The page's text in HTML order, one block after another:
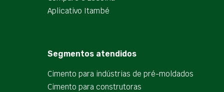
Aplicativo Itambé
Segmentos atendidos
Cimento para indústrias de pré-moldados
Cimento para construtoras